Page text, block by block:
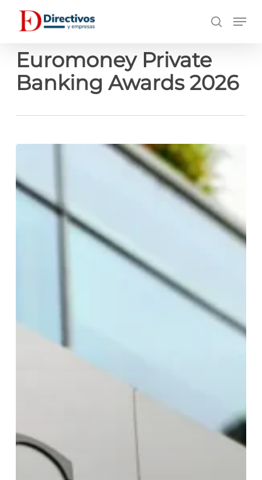
principal
búsqueda
Euromoney Private
Banking Awards 2026